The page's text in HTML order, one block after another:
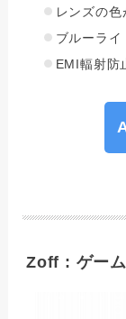
レンズの色
ブルーライ
EMI輻射防
Zoff : ゲー